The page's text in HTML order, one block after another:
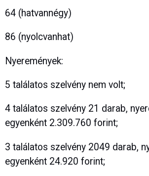
64 (hatvannégy)
86 (nyolcvanhat)
Nyeremények:
5 találatos szelvény nem volt;
4 találatos szelvény 21 darab,
egyenként 2.309.760 forint;
3 találatos szelvény 2049 darab,
egyenként 24.920 forint;